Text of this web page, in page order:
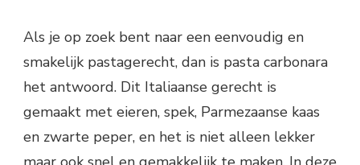
Als je op zoek bent naar een eenvoudig en
smakelijk pastagerecht, dan is pasta carbonara
het antwoord. Dit Italiaanse gerecht is
gemaakt met eieren, spek, Parmezaanse kaas
en zwarte peper, en het is niet alleen lekker